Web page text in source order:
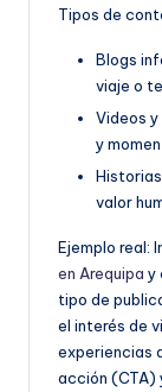
Tipos de
Blogs
viaje o
Videos
y
valor
Ejemplo real:
en Arequipa y
tipo de
el interés de
experiencias
acción (CTA)